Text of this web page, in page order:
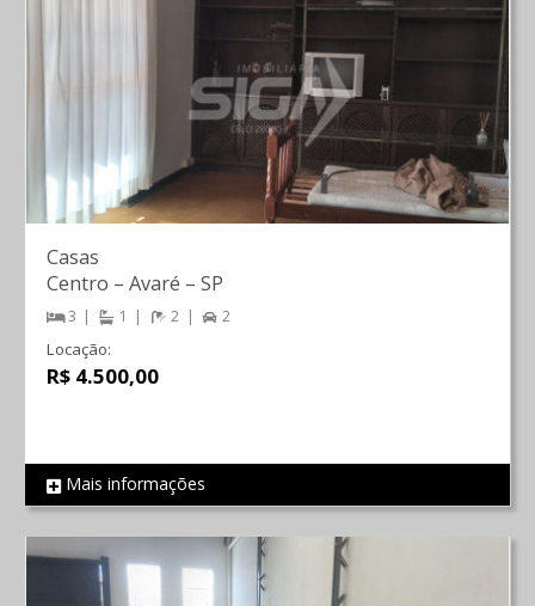
REF 2054
Casas
Centro – Avaré – SP
3 1 2 2
Locação:
R$ 4.500,00
Mais informações